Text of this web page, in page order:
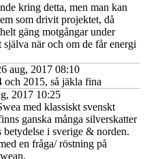
kring detta, men man kan
som drivit projektet, då
gäng motgångar under
själva när och om de får energi
aug, 2017 08:10
2015, så jäkla fina
2017 10:25
med klassiskt svenskt
ganska många silverskatter
i sverige & norden.
en fråga/ röstning på